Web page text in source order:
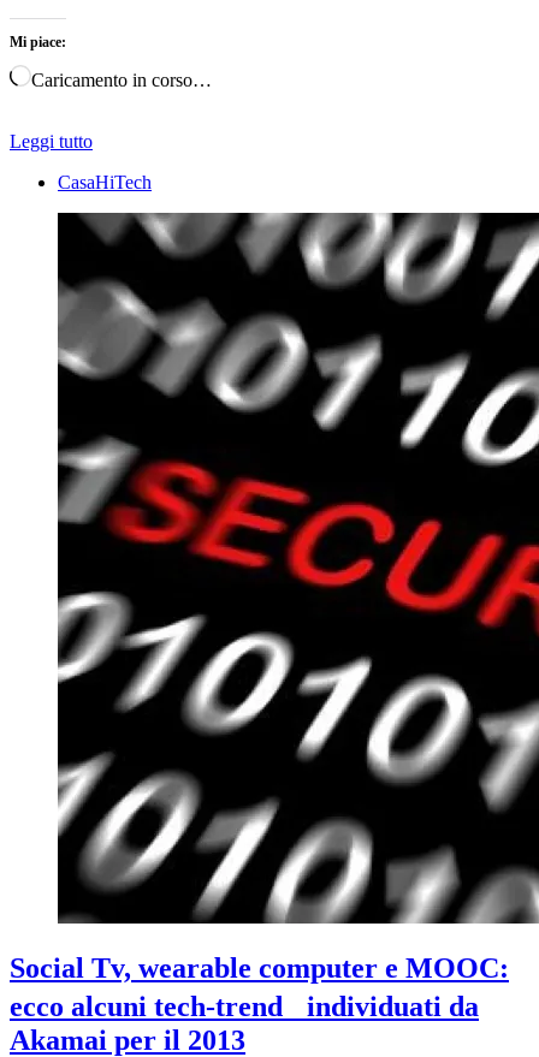
Mi piace:
Caricamento in corso…
Leggi tutto
CasaHiTech
Social Tv, wearable computer e MOOC:
ecco alcuni tech-trend individuati da
Akamai per il 2013